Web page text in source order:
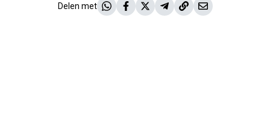
Delen met